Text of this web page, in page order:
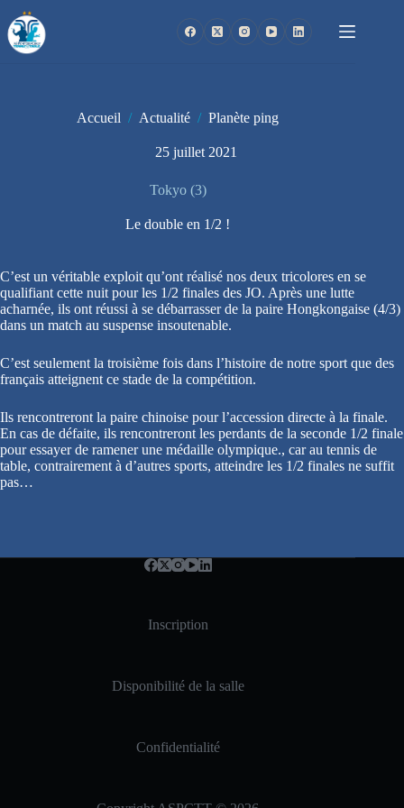
au
contenu
Accueil / Actualité / Planète ping
25 juillet 2021
Tokyo (3)
Le double en 1/2 !
C’est un véritable exploit qu’ont réalisé nos deux tricolores en se
qualifiant cette nuit pour les 1/2 finales des JO. Après une lutte
acharnée, ils ont réussi à se débarrasser de la paire Hongkongaise (4/3)
dans un match au suspense insoutenable.
C’est seulement la troisième fois dans l’histoire de notre sport que des
français atteignent ce stade de la compétition.
Ils rencontreront la paire chinoise pour l’accession directe à la finale.
En cas de défaite, ils rencontreront les perdants de la seconde 1/2 finale
pour essayer de ramener une médaille olympique., car au tennis de
table, contrairement à d’autres sports, atteindre les 1/2 finales ne suffit
pas…
Inscription
Disponibilité de la salle
Confidentialité